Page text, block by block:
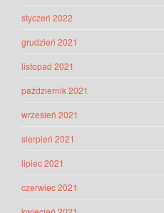
styczeń 2022
grudzień 2021
listopad 2021
październik 2021
wrzesień 2021
sierpień 2021
lipiec 2021
czerwiec 2021